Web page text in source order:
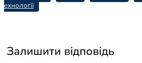
ехнології
Залишити відповідь